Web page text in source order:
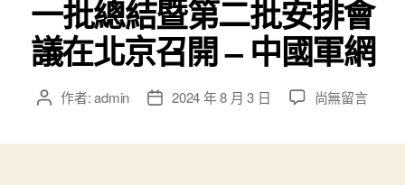
一批總結暨第二批安排會
議在北京召開 – 中國軍網
文 作者:admin
文 2024 年 8 月 3 日
在
尚無留言